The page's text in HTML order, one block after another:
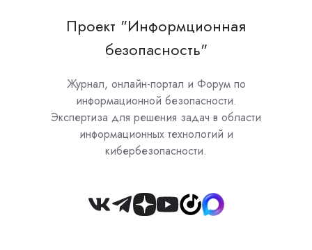
Проект "Информционная
безопасность"
Журнал, онлайн-портал и Форум по
информационной безопасности.
Экспертиза для решения задач в области
информационных технологий и
кибербезопасности.
Join